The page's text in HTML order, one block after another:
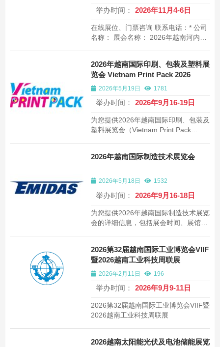
举办时间： 2026年11月4-6日
在线展位、门票咨询 联系电话：* 公司
名称： 展会名称： 2026年越南河内国
Hanoi 2026）将于2026年11月4-6日在
越南的Hanoi International Center for
Exhibition隆重举行。作为全球包装机...
2026年越南国际印刷、包装及塑料展
览会 Vietnam Print Pack 2026
2026年5月19日 1781
举办时间： 2026年9月16-19日
为您提供2026年越南国际印刷、包装及
塑料展览会（Vietnam Print Pack
的展会信息服务，帮助企业拓展越南及
2026年越南国际制造技术展览会
2026年5月18日 1532
举办时间： 2026年9月16-18日
为您提供2026年越南国际制造技术展览
会的详细信息，包括展会时间、展馆地
态。
2026第32届越南国际工业博览会VIIF
暨2026越南工业科技周联展
2026年2月11日 196
举办时间： 2026年9月9-11日
2026第32届越南国际工业博览会VIIF暨
2026越南工业科技周联展
2026越南太阳能光伏及电池储能展览